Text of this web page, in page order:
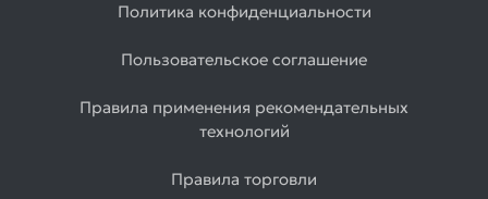
Политика конфиденциальности
Пользовательское соглашение
Правила применения рекомендательных
технологий
Правила торговли